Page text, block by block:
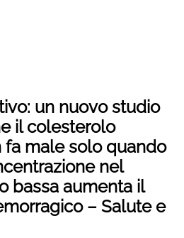
un nuovo studio
il colesterolo
fa male solo quando
nel
bassa aumenta il
– Salute e